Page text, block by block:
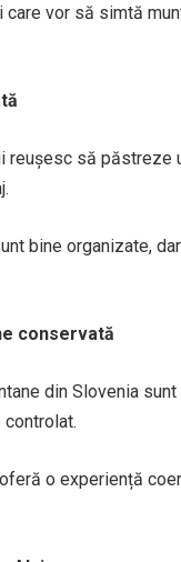
vor să simtă
să păstreze
bine organizate,
conservată
din Slovenia
o experiență